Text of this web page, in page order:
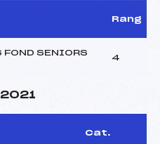
Rang
FOND SENIORS
4
Cat.